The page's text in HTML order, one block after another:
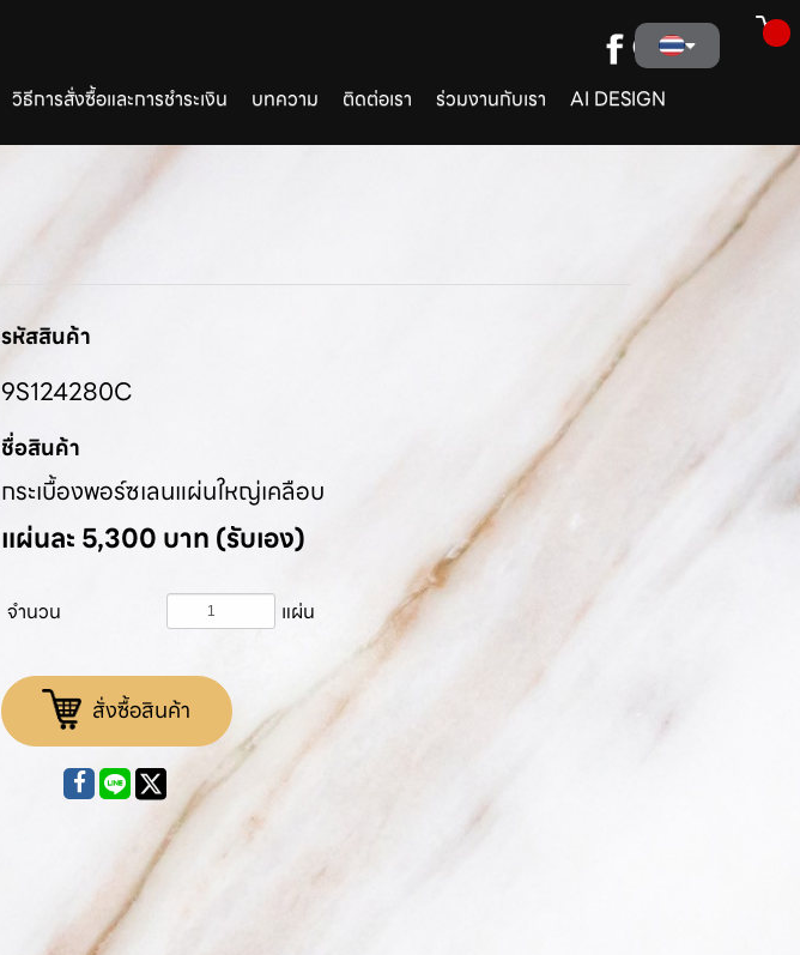
วิธีการสั่งซื้อและการชำระเงิน บทความ ติดต่อเรา ร่วมงานกับเรา AI DESIGN
รหัสสินค้า
9S124280C
ชื่อสินค้า
กระเบื้องพอร์ซเลนแผ่นใหญ่เคลือบ
แผ่นละ 5,300 บาท (รับเอง)
จำนวน แผ่น
สั่งซื้อสินค้า